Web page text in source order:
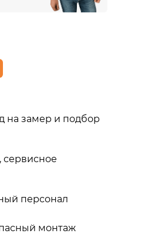
на замер и подбор
сервисное
персонал
монтаж